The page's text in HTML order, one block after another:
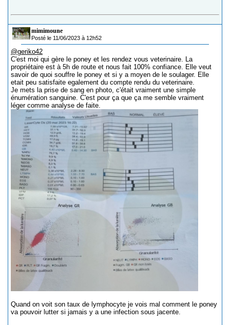
mimimoune
Posté le 11/06/2023 à 12h52
@geriko42
C'est moi qui gère le poney et les rendez vous veterinaire. La
propriétaire est à 5h de route et nous fait 100% confiance. Elle veut
savoir de quoi souffre le poney et si y a moyen de le soulager. Elle
etait peu satisfaite egalement du compte rendu du veterinaire.
Je mets la prise de sang en photo, c'était vraiment une simple
énumération sanguine. C'est pour ça que ça me semble vraiment
léger comme analyse de faite.
Quand on voit son taux de lymphocyte je vois mal comment le poney
va pouvoir lutter si jamais y a une infection sous jacente.